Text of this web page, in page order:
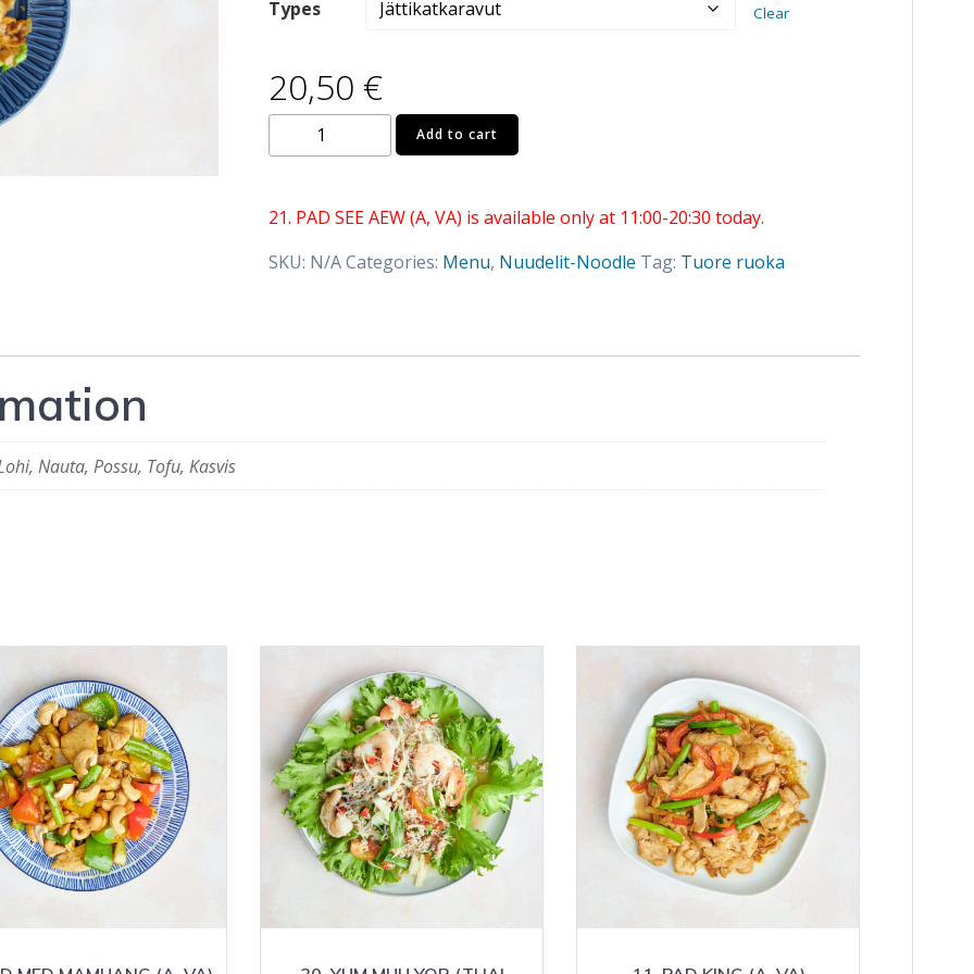
Types Clear
20,50 €
PAD
AEW
VA)
Add to cart
21. PAD SEE AEW (A, VA) is available only at 11:00-20:30 today.
SKU: N/ACategories: Menu, Nuudelit-Noodle Tag: Tuore ruoka
Nauta, Possu, Tofu, Kasvis